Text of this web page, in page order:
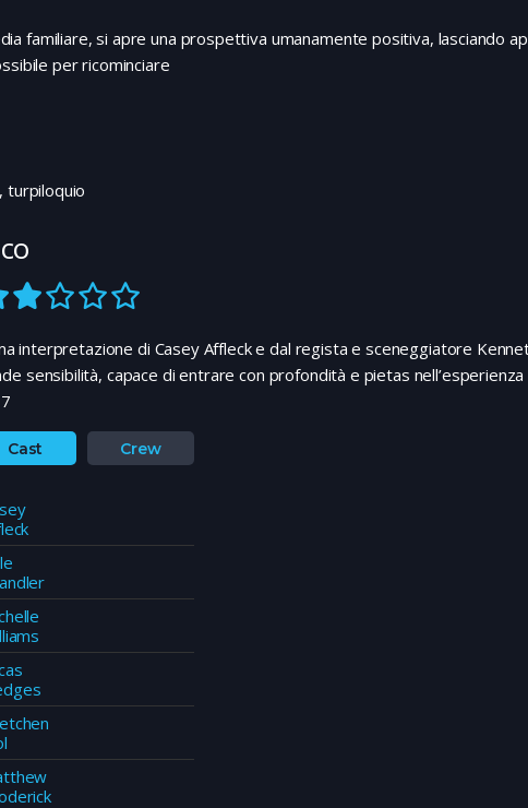
dei funerali: la moglie di Joe
la casa da tempo e suo figlio
anni, è rimasto solo. Il ritorno
vivo in lui il ricordo della terribile
sorpresa quando scopre che il
fino alla maggiore età…
familiare, si apre una prospettiva umanamente positiva, lasciando
per ricominciare
turpiloquio
interpretazione di Casey Affleck e dal regista e sceneggiatore
sensibilità, capace di entrare con profondità e pietas nell’esperienza
Cast Crew